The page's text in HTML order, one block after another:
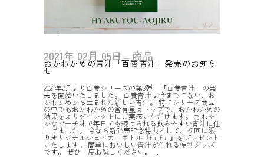
2021年 02月 05日 商品
おかわかめの青汁「百養青汁」発売のお知ら
せ
2021年2月より百養シリーズの第3弾 「百養青汁」の発
売を開始いたしました。 百養青汁は今までにない、お
かわかめから生まれた新しい青汁。 特にシリーズ商品
の中でもおかわかめの含有量はトップで、おかわかめの
効果をよりダイレクトにご実感いただけます。 さわや
かなピーチ味で毎日でも続けられる飲みやすい青汁に仕
上げました。 今なら新発売記念特典として、初回に限
りオリジナルシェイカーボトル『fullfull』をプレゼント
いたします。 簡単においしい青汁が作れる便利グッズ
です。 ぜひ一度お試しください。